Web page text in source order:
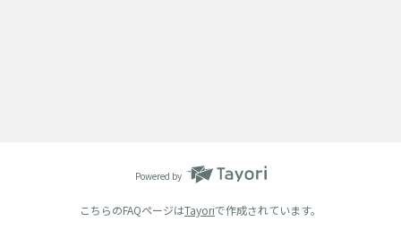
Powered by
こちらのFAQページはTayoriで作成されています。